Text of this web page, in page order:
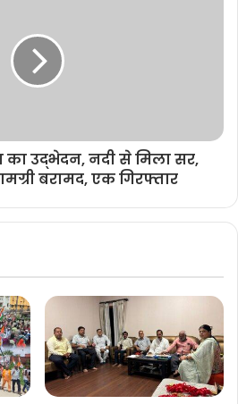
उद्भेदन, नदी से मिला सर,
बरामद, एक गिरफ्तार